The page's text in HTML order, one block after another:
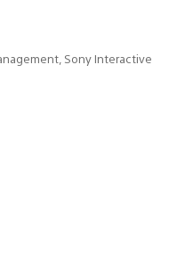
Sony Interactive